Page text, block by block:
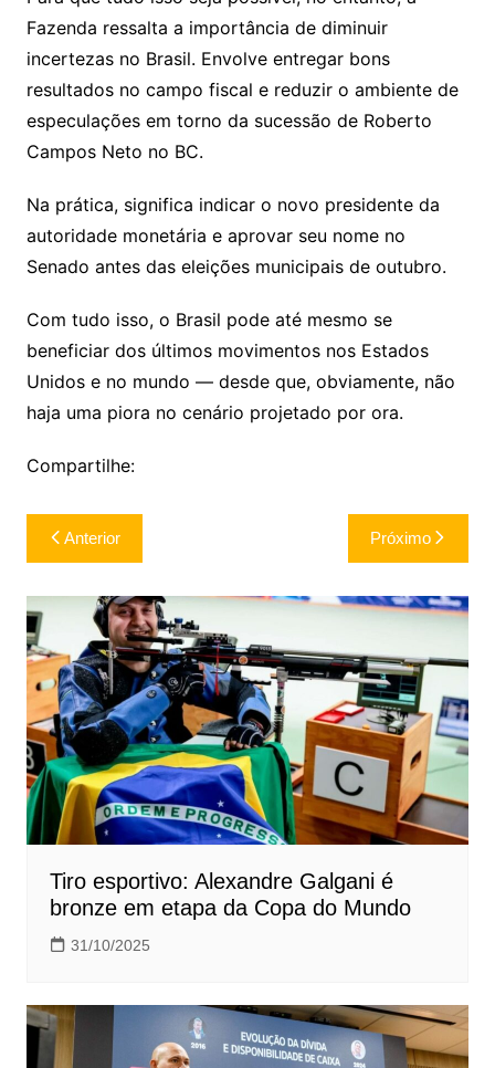
Fazenda ressalta a importância de diminuir
incertezas no Brasil. Envolve entregar bons
resultados no campo fiscal e reduzir o ambiente de
especulações em torno da sucessão de Roberto
Campos Neto no BC.
Na prática, significa indicar o novo presidente da
autoridade monetária e aprovar seu nome no
Senado antes das eleições municipais de outubro.
Com tudo isso, o Brasil pode até mesmo se
beneficiar dos últimos movimentos nos Estados
Unidos e no mundo — desde que, obviamente, não
haja uma piora no cenário projetado por ora.
Compartilhe:
Navegação
de
Post
Anterior Próximo
Tiro esportivo: Alexandre Galgani é
bronze em etapa da Copa do Mundo
31/10/2025